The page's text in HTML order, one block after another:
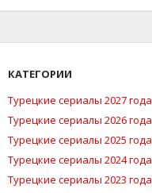
КАТЕГОРИИ
Турецкие сериалы 2027 года
Турецкие сериалы 2026 года
Турецкие сериалы 2025 года
Турецкие сериалы 2024 года
Турецкие сериалы 2023 года